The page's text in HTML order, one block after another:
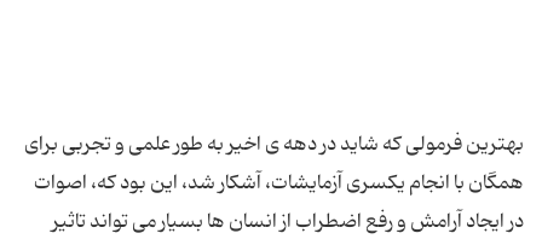
بهترین فرمولی که شاید در دهه ی اخیر به طور علمی و تجربی برای
همگان با انجام یکسری آزمایشات، آشکار شد، این بود که، اصوات
در ایجاد آرامش و رفع اضطراب از انسان ها بسیار می تواند تاثیر